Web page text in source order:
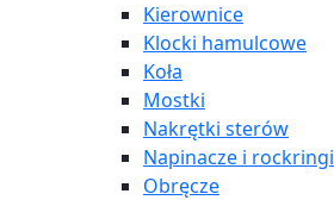
Kierownice
Klocki hamulcowe
Koła
Mostki
Nakrętki sterów
Napinacze i rockringi
Obręcze